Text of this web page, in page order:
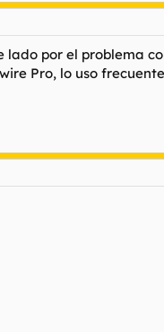
lado por el problema
Pro, lo uso